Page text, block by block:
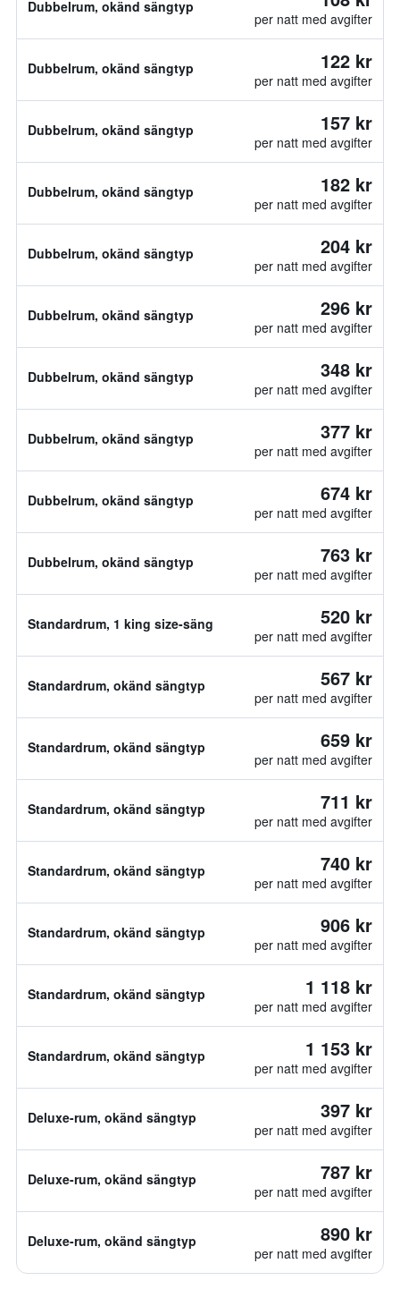
Dubbelrum, okänd sängtyp
per natt med avgifter
Dubbelrum, okänd sängtyp 122 kr
per natt med avgifter
Dubbelrum, okänd sängtyp 157 kr
per natt med avgifter
Dubbelrum, okänd sängtyp 182 kr
per natt med avgifter
Dubbelrum, okänd sängtyp 204 kr
per natt med avgifter
Dubbelrum, okänd sängtyp 296 kr
per natt med avgifter
Dubbelrum, okänd sängtyp 348 kr
per natt med avgifter
Dubbelrum, okänd sängtyp 377 kr
per natt med avgifter
Dubbelrum, okänd sängtyp 674 kr
per natt med avgifter
Dubbelrum, okänd sängtyp 763 kr
per natt med avgifter
Standardrum, 1 king size-säng 520 kr
per natt med avgifter
Standardrum, okänd sängtyp 567 kr
per natt med avgifter
Standardrum, okänd sängtyp 659 kr
per natt med avgifter
Standardrum, okänd sängtyp 711 kr
per natt med avgifter
Standardrum, okänd sängtyp 740 kr
per natt med avgifter
Standardrum, okänd sängtyp 906 kr
per natt med avgifter
Standardrum, okänd sängtyp 1 118 kr
per natt med avgifter
Standardrum, okänd sängtyp 1 153 kr
per natt med avgifter
Deluxe-rum, okänd sängtyp 397 kr
per natt med avgifter
Deluxe-rum, okänd sängtyp 787 kr
per natt med avgifter
Deluxe-rum, okänd sängtyp 890 kr
per natt med avgifter